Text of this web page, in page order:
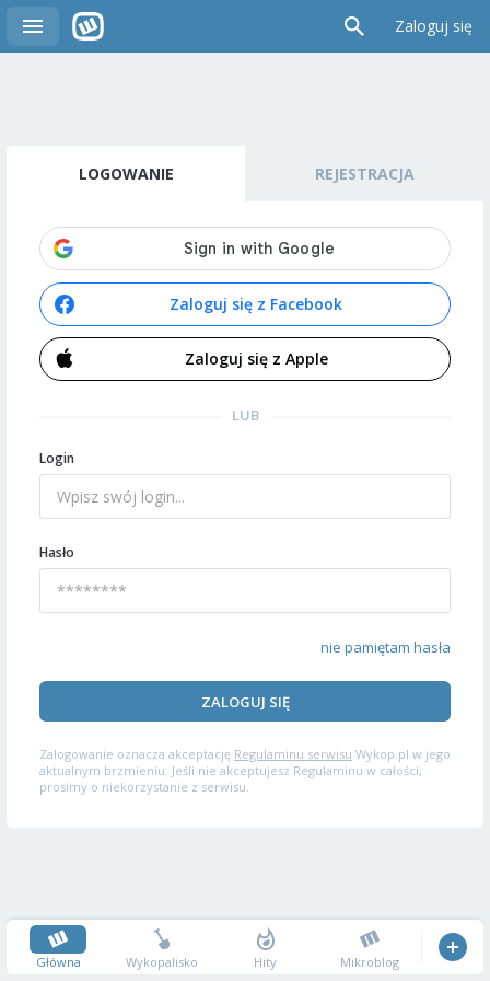
Zaloguj się
LOGOWANIE REJESTRACJA
Zaloguj się z Facebook
Zaloguj się z Apple
LUB
Login
Hasło
nie pamiętam hasła
ZALOGUJ SIĘ
Zalogowanie oznacza akceptację Regulaminu serwisu Wykop.pl w jego
aktualnym brzmieniu. Jeśli nie akceptujesz Regulaminu w całości,
prosimy o niekorzystanie z serwisu.
Główna Wykopalisko Hity Mikroblog